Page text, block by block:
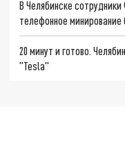
В Челябинске
телефонное
20 минут и готово.
"Tesla"